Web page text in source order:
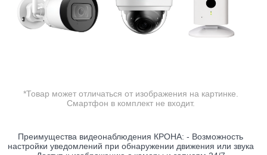
*Товар может отличаться от изображения на картинке.
Смартфон в комплект не входит.
Преимущества видеонаблюдения КРОНА: - Возможность
настройки уведомлений при обнаружении движения или звука